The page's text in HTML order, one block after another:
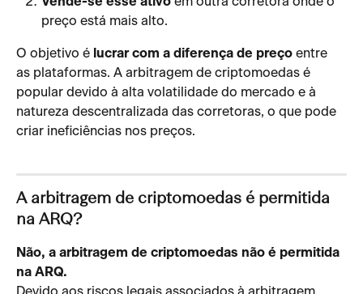
preço está mais alto.
O objetivo é lucrar com a diferença de preço entre
as plataformas. A arbitragem de criptomoedas é
popular devido à alta volatilidade do mercado e à
natureza descentralizada das corretoras, o que pode
criar ineficiências nos preços.
A arbitragem de criptomoedas é permitida
na ARQ?
Não, a arbitragem de criptomoedas não é permitida
na ARQ.